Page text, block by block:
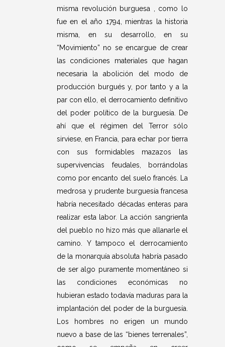
misma revolución burguesa , como lo
fue en el año 1794, mientras la historia
misma, en su desarrollo, en su
“Movimiento” no se encargue de crear
las condiciones materiales que hagan
necesaria la abolición del modo de
producción burgués y, por tanto y a la
par con ello, el derrocamiento definitivo
del poder político de la burguesía. De
ahí que el régimen del Terror sólo
sirviese, en Francia, para echar por tierra
con sus formidables mazazos las
supervivencias feudales, borrándolas
como por encanto del suelo francés. La
medrosa y prudente burguesía francesa
habría necesitado décadas enteras para
realizar esta labor. La acción sangrienta
del pueblo no hizo más que allanarle el
camino. Y tampoco el derrocamiento
de la monarquía absoluta habría pasado
de ser algo puramente momentáneo si
las condiciones económicas no
hubieran estado todavía maduras para la
implantación del poder de la burguesía.
Los hombres no erigen un mundo
nuevo a base de las “bienes terrenales”,